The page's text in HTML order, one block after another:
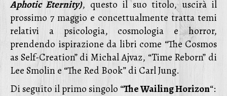
Aphotic Eternity), questo il suo titolo, uscirà il
prossimo 7 maggio e concettualmente tratta temi
relativi a psicologia, cosmologia e horror,
prendendo ispirazione da libri come “The Cosmos
as Self-Creation” di Michal Ajvaz, “Time Reborn” di
Lee Smolin e “The Red Book” di Carl Jung.
Di seguito il primo singolo “The Wailing Horizon“: